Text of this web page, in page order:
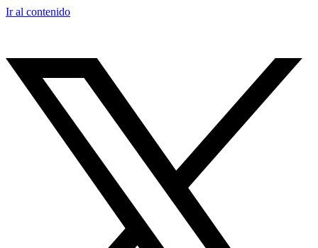
Ir al contenido